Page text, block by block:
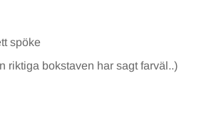
spöke
riktiga bokstaven har sagt farväl..)